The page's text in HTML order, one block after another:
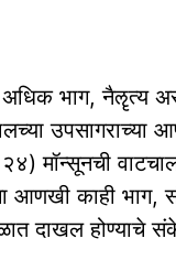
अधिक भाग, नैॡत्य
उपसागराच्या
मॉन्सूनची
आणखी काही भाग,
दाखल होण्याचे